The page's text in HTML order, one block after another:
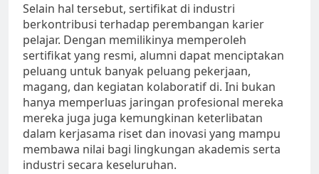
Selain hal tersebut, sertifikat di industri
berkontribusi terhadap perembangan karier
pelajar. Dengan memilikinya memperoleh
sertifikat yang resmi, alumni dapat menciptakan
peluang untuk banyak peluang pekerjaan,
magang, dan kegiatan kolaboratif di. Ini bukan
hanya memperluas jaringan profesional mereka
mereka juga juga kemungkinan keterlibatan
dalam kerjasama riset dan inovasi yang mampu
membawa nilai bagi lingkungan akademis serta
industri secara keseluruhan.